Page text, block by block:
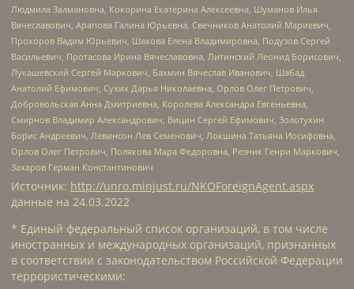
Людмила Залмановна, Кокорина Екатерина Алексеевна, Шуманов Илья
Вячеславович, Арапова Галина Юрьевна, Свечников Анатолий Мариевич,
Прохоров Вадим Юрьевич, Шахова Елена Владимировна, Подузов Сергей
Васильевич, Протасова Ирина Вячеславовна, Литинский Леонид Борисович,
Лукашевский Сергей Маркович, Бахмин Вячеслав Иванович, Шабад
Анатолий Ефимович, Сухих Дарья Николаевна, Орлов Олег Петрович,
Добровольская Анна Дмитриевна, Королева Александра Евгеньевна,
Смирнов Владимир Александрович, Вицин Сергей Ефимович, Золотухин
Борис Андреевич, Левинсон Лев Семенович, Локшина Татьяна Иосифовна,
Орлов Олег Петрович, Полякова Мара Федоровна, Резник Генри Маркович,
Захаров Герман Константинович
Источник: http://unro.minjust.ru/NKOForeignAgent.aspx
данные на 24.03.2022
* Единый федеральный список организаций, в том числе
иностранных и международных организаций, признанных
в соответствии с законодательством Российской Федерации
террористическими: